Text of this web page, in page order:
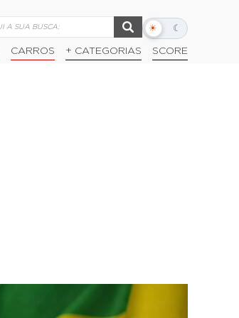
☀ ☾
Alternar
escuro
CARROS + CATEGORIAS SCORE